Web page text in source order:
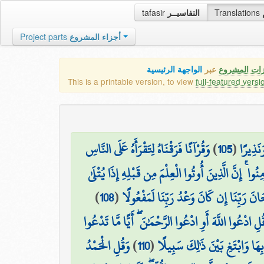
tafasir التفاسيــر Translations
Project parts أجزاء المشروع
المشروع عبر الواجهة الرئيسية
This is a printable version, to view full-featured
(
105
)وَقُرْآنًا فَرَقْنَاهُ لِتَقْرَأَهُ عَلَى النَّاسِ
إِنَّ الَّذِينَ أُوتُوا الْعِلْمَ مِن قَبْلِهِ إِذَا يُتْلَىٰ
رَبِّنَا إِن كَانَ وَعْدُ رَبِّنَا لَمَفْعُولًا(
108
)
ادْعُوا اللَّهَ أَوِ ادْعُوا الرَّحْمَٰنَ ۖ أَيًّا مَّا تَدْعُوا
وَابْتَغِ بَيْنَ ذَٰلِكَ سَبِيلًا(
110
)وَقُلِ الْحَمْدُ